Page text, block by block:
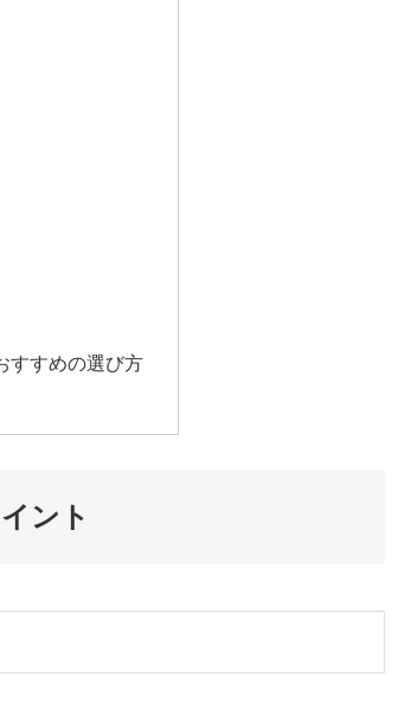
すすめの選び方
ント